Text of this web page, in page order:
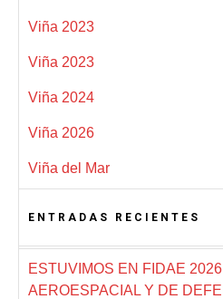
Viña 2023
Viña 2023
Viña 2024
Viña 2026
Viña del Mar
ENTRADAS RECIENTES
ESTUVIMOS EN FIDAE
AEROESPACIAL Y DE